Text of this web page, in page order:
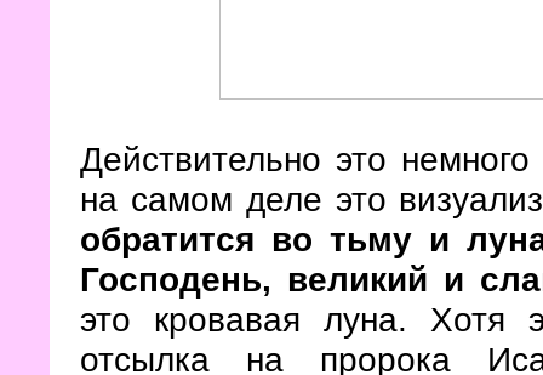
Действительно это
на самом деле это
обратится во тьму и
Господень, великий и
это кровавая луна. Хотя
отсылка на пророка